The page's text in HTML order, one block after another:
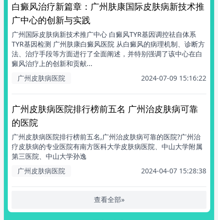
白癜风治疗新篇章：广州肤康国际皮肤病新技术推
广中心的创新与实践
广州国际皮肤病新技术推广中心 白癜风TYR基因调控祛自体系
TYR基因检测 广州肤康白癜风医院 从白癜风的病理机制、诊断方
法、治疗手段等方面进行了全面阐述，并特别强调了该中心在白
癜风治疗上的创新和贡献...
广州皮肤病医院
2024-07-09 15:16:22
广州皮肤病医院排行榜前五名 广州治皮肤病可靠
的医院
广州皮肤病医院排行榜前五名,广州治皮肤病可靠的医院?广州治
疗皮肤病的专业医院有南方医科大学皮肤病医院、中山大学附属
第三医院、中山大学孙逸
广州皮肤病医院
2024-04-07 15:28:38
查看全部»